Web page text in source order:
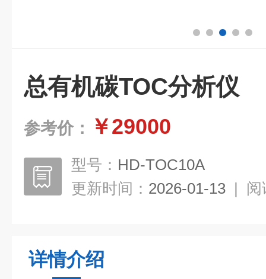
总有机碳TOC分析仪
参考价： ￥29000
型号： HD-TOC10A
更新时间： 2026-01-13 | 阅
详情介绍